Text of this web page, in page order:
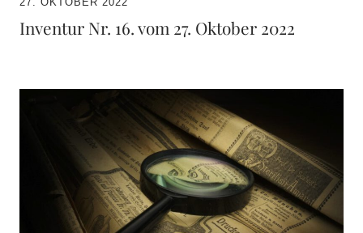
Inventur Nr. 16. vom 27. Oktober 2022